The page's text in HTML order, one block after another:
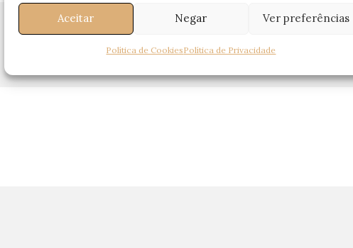
Aceitar Negar Ver preferências
Política de CookiesPolítica de Privacidade